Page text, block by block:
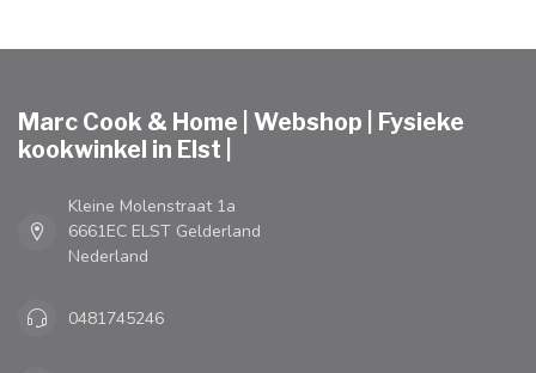
Marc Cook & Home | Webshop | Fysieke
kookwinkel in Elst |
Kleine Molenstraat 1a
6661EC ELST Gelderland
Nederland
0481745246